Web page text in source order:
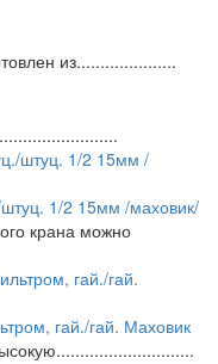
из.....................
1/2 15мм /маховик/
крана можно
гай./гай. Маховик